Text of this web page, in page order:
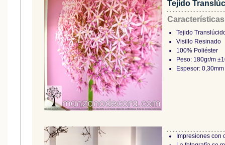
Tejido
Tejido
Visillo Resinado
100% Poliéster
Peso: 180gr/m
Espesor: 0,30mm
Impresiones con